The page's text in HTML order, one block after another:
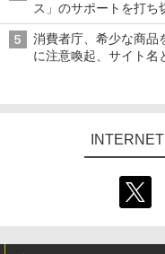
ス」のサポートを打ち
消費者庁、希少な商品
に注意喚起、サイト